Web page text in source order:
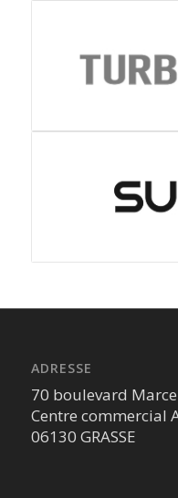
ADRESSE
70 boulevard
Centre commercial
06130 GRASSE